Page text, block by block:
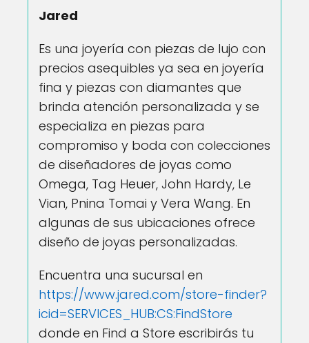
Jared
Es una joyería con piezas de lujo con
precios asequibles ya sea en joyería
fina y piezas con diamantes que
brinda atención personalizada y se
especializa en piezas para
compromiso y boda con colecciones
de diseñadores de joyas como
Omega, Tag Heuer, John Hardy, Le
Vian, Pnina Tomai y Vera Wang. En
algunas de sus ubicaciones ofrece
diseño de joyas personalizadas.
Encuentra una sucursal en
https://www.jared.com/store-finder?
icid=SERVICES_HUB:CS:FindStore
donde en Find a Store escribirás tu